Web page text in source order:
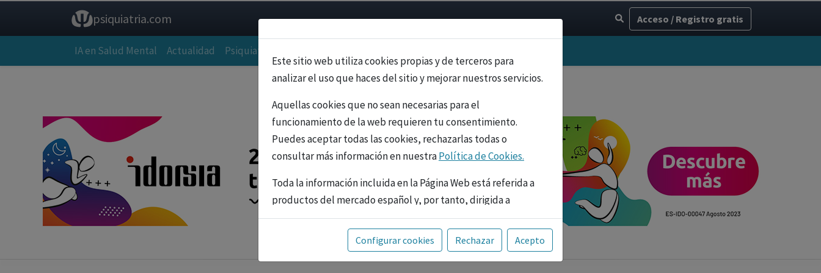
psiquiatria.com Acceso / Registro gratis
IA en Salud Mental Actualidad Psiquiatría
Este sitio web utiliza cookies propias y de terceros para
analizar el uso que haces del sitio y mejorar nuestros servicios.
Aquellas cookies que no sean necesarias para el
funcionamiento de la web requieren tu consentimiento.
Puedes aceptar todas las cookies, rechazarlas todas o
consultar más información en nuestraPolítica de Cookies.
Toda la información incluida en la Página Web está referida a
productos del mercado español y, por tanto, dirigida a
profesionales sanitarios legalmente facultados para
prescribir o dispensar medicamentos con ejercicio
profesional. La información técnica de los fármacos se facilita
Configurar cookies Rechazar Acepto